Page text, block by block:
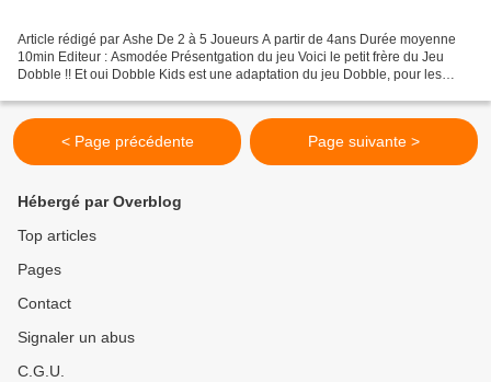
Article rédigé par Ashe De 2 à 5 Joueurs A partir de 4ans Durée moyenne
10min Editeur : Asmodée Présentgation du jeu Voici le petit frère du Jeu
Dobble !! Et oui Dobble Kids est une adaptation du jeu Dobble, pour les
< Page précédente Page suivante >
Hébergé par Overblog
Top articles
Pages
Contact
Signaler un abus
C.G.U.